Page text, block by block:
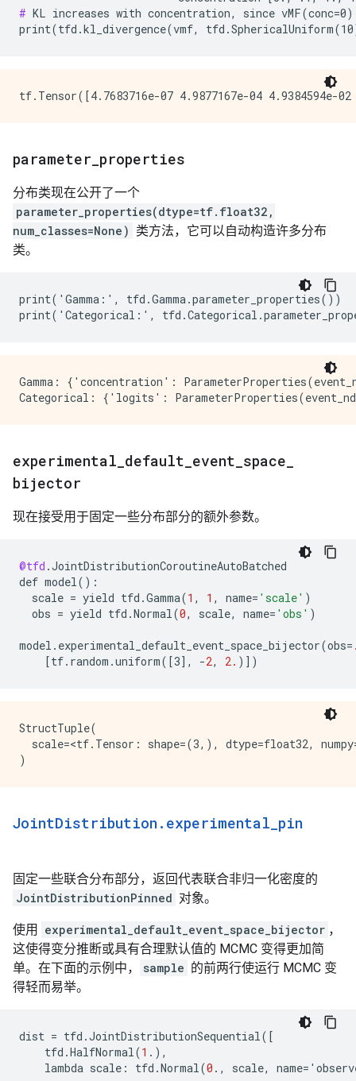
# KL increases with concentration, since
parameter properties
分布类现在公开了一个
parameter_properties(dtype=tf.float32,
num_classes=None) 类方法，它可以自动构造许多分布
类。
print( ' Gamma : ' , tfd .Gamma .parameter_properties())
print( ' Categorical : ' , tfd .Categorical .
Gamma: {'concentration':
experimental default event space
bijector
现在接受用于固定一些分布部分的额外参数。
@tfd .JointDistributionCoroutineAutoBatched
def model () :
scale = yield tfd .Gamma(1 , 1 , name= 'scale' )
obs = yield tfd .Normal (0, scale, name= 'obs' )
model . experimental_default_event_space_bijector(obs=
[tf.random.uniform([3] , -2, 2. ) ] )
StructTuple(
scale=<tf.Tensor: shape=(3,), dtype=float32,
JointDistribution . experimental pin
固定一些联合分布部分，返回代表联合非归一化密度的
JointDistributionPinned 对象。
使用 experimental_default_event_space_bijector ，
这使得变分推断或具有合理默认值的 MCMC 变得更加简
单。在下面的示例中，
sample 的前两行使运行 MCMC 变
得轻而易举。
dist = tfd .JointDistributionSequential ([
tfd .HalfNormal (1 .),
lambda scale : tfd .Normal (0 ., scale, name= '